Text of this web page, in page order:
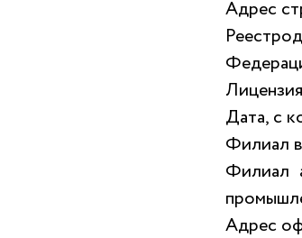
Адрес
Дата, с
Филиал в
Филиал
Адрес